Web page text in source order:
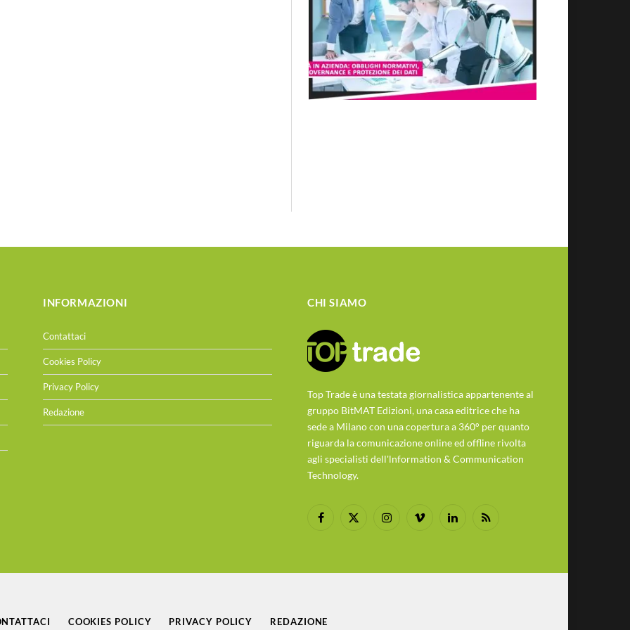
INFORMAZIONI
Contattaci
Cookies Policy
Privacy Policy
Redazione
CHI SIAMO
Top Trade è una testata giornalistica appartenente al
gruppo BitMAT Edizioni, una casa editrice che ha
sede a Milano con una copertura a 360° per quanto
riguarda la comunicazione online ed offline rivolta
agli specialisti dell'lnformation & Communication
Technology.
Facebook
X
InstagramVimeo LinkedInRSS
COOKIES POLICY PRIVACY POLICY REDAZIONE